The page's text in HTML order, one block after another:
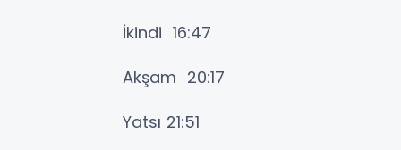
İkindi 16:47
Akşam 20:17
Yatsı 21:51